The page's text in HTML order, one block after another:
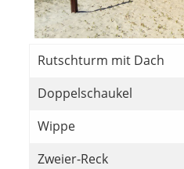
Rutschturm mit Dach
Doppelschaukel
Wippe
Zweier-Reck